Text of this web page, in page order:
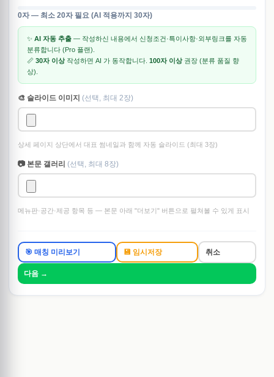
0자 — 최소 20자 필요 (AI 적용까지 30자)
✨ AI 자동 추출 — 작성하신 내용에서 신청조건·특이사항·외부링크를 자동
분류합니다 (Pro 플랜).
📏 30자 이상작성하면 AI 가 동작합니다. 100자 이상권장 (분류 품질 향
상).
🎨 슬라이드 이미지 (선택, 최대 2장)
상세 페이지 상단에서 대표 썸네일과 함께 자동 슬라이드 (최대 3장)
📷 본문 갤러리 (선택, 최대 8장)
메뉴판·공간·제공 항목 등 — 본문 아래 "더보기" 버튼으로 펼쳐볼 수 있게 표시
🎯 매칭 미리보기 💾 임시저장 취소
다음 →